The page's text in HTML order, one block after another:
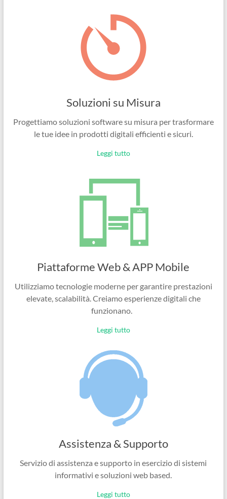
Soluzioni su Misura
Progettiamo soluzioni software su misura per trasformare
le tue idee in prodotti digitali efficienti e sicuri.
Leggi tutto
Piattaforme Web & APP Mobile
Utilizziamo tecnologie moderne per garantire prestazioni
elevate, scalabilità. Creiamo esperienze digitali che
funzionano.
Leggi tutto
Assistenza & Supporto
Servizio di assistenza e supporto in esercizio di sistemi
informativi e soluzioni web based.
Leggi tutto